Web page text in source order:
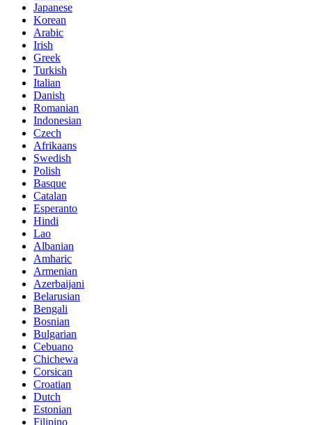
Japanese
Korean
Arabic
Irish
Greek
Turkish
Italian
Danish
Romanian
Indonesian
Czech
Afrikaans
Swedish
Polish
Basque
Catalan
Esperanto
Hindi
Lao
Albanian
Amharic
Armenian
Azerbaijani
Belarusian
Bengali
Bosnian
Bulgarian
Cebuano
Chichewa
Corsican
Croatian
Dutch
Estonian
Filipino